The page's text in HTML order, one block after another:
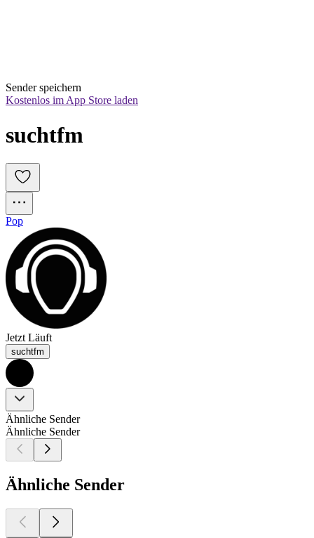
Sender speichern
Kostenlos im App Store laden
suchtfm
Pop
Jetzt Läuft
suchtfm
Ähnliche Sender
Ähnliche Sender
Ähnliche Sender